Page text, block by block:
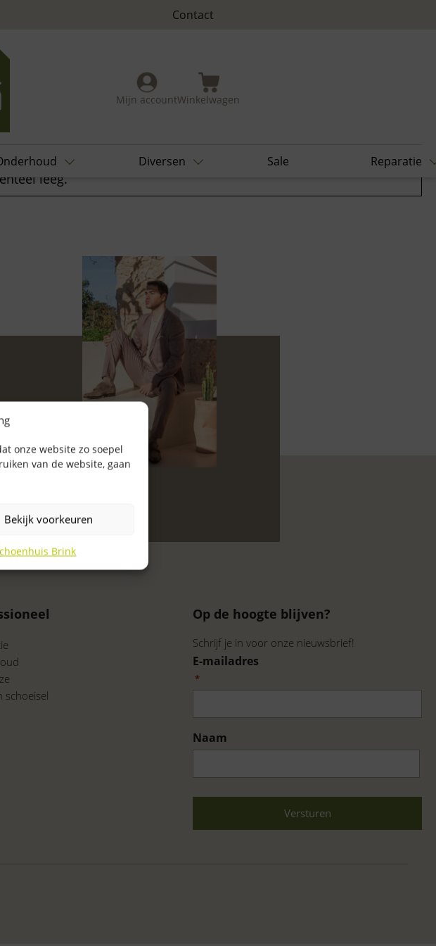
onze website zo soepel
van de website, gaan
Bekijk voorkeuren
Brink
Contact
Mijn accountWinkelwagen
Diversen Sale Reparatie
leeg.
schoeisel
Op de hoogte blijven?
Schrijf je in voor onze nieuwsbrief!
E-mailadres
*
Naam
CAPTCHA